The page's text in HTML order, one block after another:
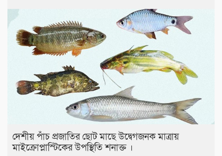
দেশীয় পাঁচ প্রজাতির ছোট মাছে উদ্বেগজনক মাত্রায়
মাইক্রোপ্লাস্টিকের উপস্থিতি শনাক্ত ।